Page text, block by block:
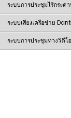
ระบบการประชุมไร้กระด
ระบบเสียงเครือข่าย
ระบบการประชุมทางวิดีโ